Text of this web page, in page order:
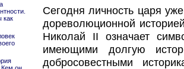
как
Сегодня личность царя
дореволюционной
Николай II означает
имеющими долгую
добросовестными